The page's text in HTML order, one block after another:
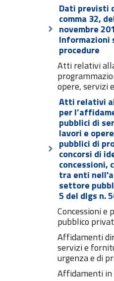
Dati previsti
comma 32,
novembre
Informazioni
procedure
Atti relativi
opere, servizi
Atti relativi
per
pubblici di
lavori e
pubblici di
concorsi di
concessioni,
tra enti
settore
5 del dlgs n.
Concessioni e
pubblico
Affidamenti
servizi e
urgenza e di
Affidamenti in